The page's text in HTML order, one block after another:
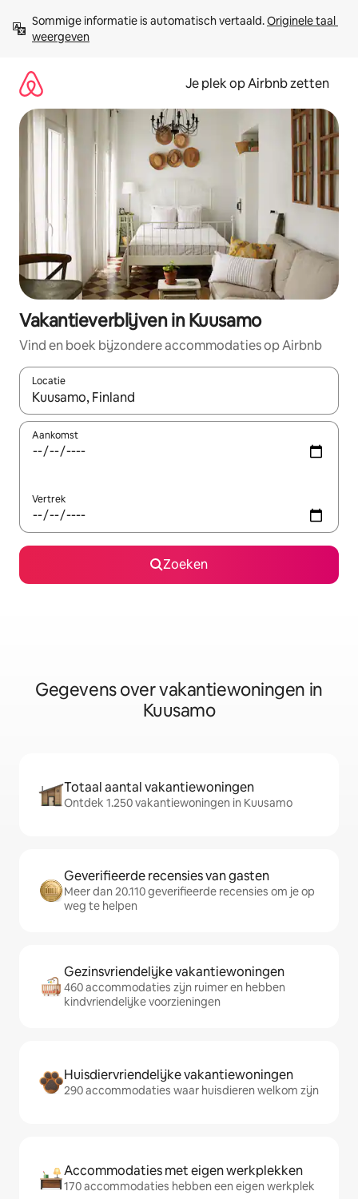
direct
naar
Sommige informatie is automatisch vertaald. Originele taal
weergeven
Je plek op Airbnb zetten
Vakantieverblijven in Kuusamo
Vind en boek bijzondere accommodaties op Airbnb
Locatie
Wanneer er resultaten beschikbaar zijn, maak je een keuze
Aankomst
Vertrek
Zoeken
Gegevens over vakantiewoningen in
Kuusamo
Totaal aantal vakantiewoningen
Ontdek 1.250 vakantiewoningen in Kuusamo
Geverifieerde recensies van gasten
Meer dan 20.110 geverifieerde recensies om je op
weg te helpen
Gezinsvriendelijke vakantiewoningen
460 accommodaties zijn ruimer en hebben
kindvriendelijke voorzieningen
Huisdiervriendelijke vakantiewoningen
290 accommodaties waar huisdieren welkom zijn
Accommodaties met eigen werkplekken
170 accommodaties hebben een eigen werkplek